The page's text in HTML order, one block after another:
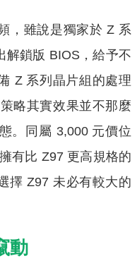
，雖說是獨家於 Z 系
解鎖版 BIOS，給予不
Z 系列晶片組的處理
略其實效果並不那麼
。同屬 3,000 元價位
有比 Z97 更高規格的
擇 Z97 未必有較大的
動